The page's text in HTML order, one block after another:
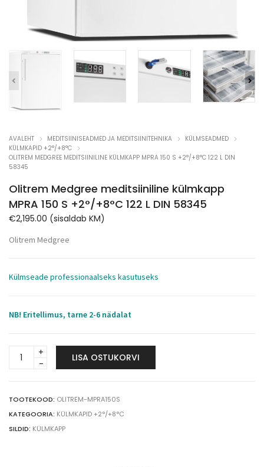
AVALEHT MEDITSIINISEADMED JA MEDITSIINITEHNIKA
KÜLMSEADMED
KÜLMKAPID +2°/+8°C
OLITREM MEDGREE MEDITSIINILINE KÜLMKAPP MPRA 150 S +2°/+8°C 122 L DIN
58345
Olitrem Medgree meditsiiniline külmkapp
MPRA 150 S +2°/+8°C 122 L DIN 58345
€2,195.00 (sisaldab KM)
Olitrem Medgree
Külmseade professionaalseks kasutuseks
NB! Eritellimus, tarne 2-6 nädalat
Olitrem
Medgree
MPRA
150
S
LISA OSTUKORVI
TOOTEKOOD: OLITREM-MPRA150S
KATEGOORIA: KÜLMKAPID +2°/+8°C
SILDID: KÜLMKAPP